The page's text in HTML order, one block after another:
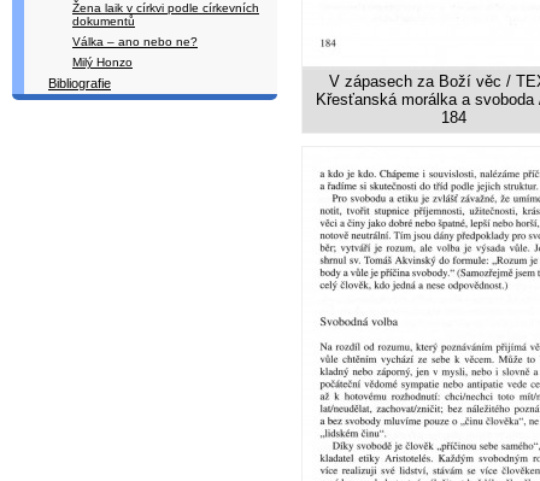
Žena laik v církvi podle církevních
dokumentů
Válka – ano nebo ne?
Milý Honzo
Bibliografie
V zápasech za Boží věc /
Křesťanská morálka a svoboda
184